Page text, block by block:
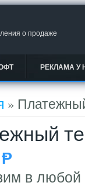
о продаже
РЕКЛАМА У
»
Ᵽ
в любой